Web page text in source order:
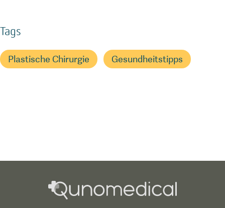
Tags
Plastische Chirurgie Gesundheitstipps